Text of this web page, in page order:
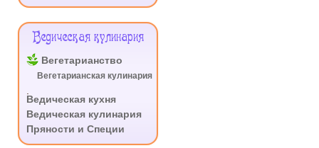
Ведическая кулинария
Вегетарианство
Вегетарианская кулинария
Ведическая кухня
Ведическая кулинария
Пряности и Специи